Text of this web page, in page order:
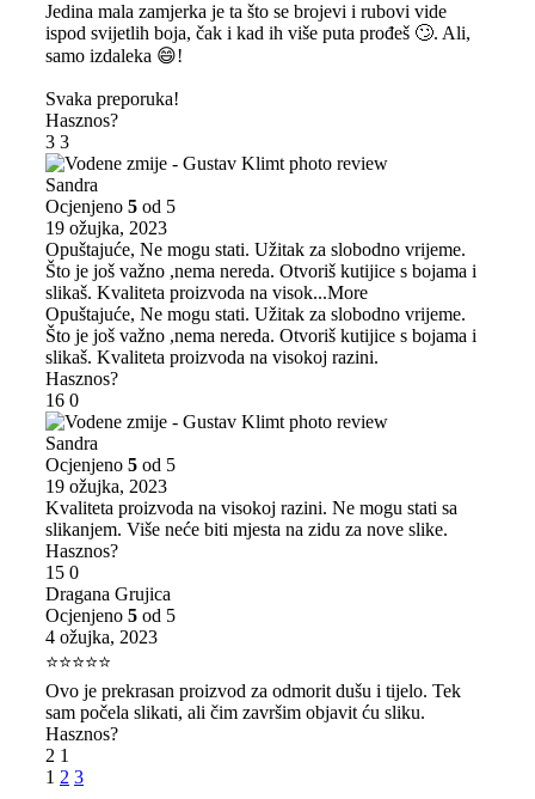
Jedina mala zamjerka je ta što se brojevi i rubovi vide
ispod svijetlih boja, čak i kad ih više puta prođeš 🙄. Ali,
samo izdaleka 😄!
Svaka preporuka!
Hasznos?
3 3
Sandra
Ocjenjeno 5 od 5
19 ožujka, 2023
Opuštajuće, Ne mogu stati. Užitak za slobodno vrijeme.
Što je još važno ,nema nereda. Otvoriš kutijice s bojama i
slikaš. Kvaliteta proizvoda na visok...More
Opuštajuće, Ne mogu stati. Užitak za slobodno vrijeme.
Što je još važno ,nema nereda. Otvoriš kutijice s bojama i
slikaš. Kvaliteta proizvoda na visokoj razini.
Hasznos?
16 0
Sandra
Ocjenjeno 5 od 5
19 ožujka, 2023
Kvaliteta proizvoda na visokoj razini. Ne mogu stati sa
slikanjem. Više neće biti mjesta na zidu za nove slike.
Hasznos?
15 0
Dragana Grujica
Ocjenjeno 5 od 5
4 ožujka, 2023
⭐⭐⭐⭐⭐
Ovo je prekrasan proizvod za odmorit dušu i tijelo. Tek
sam počela slikati, ali čim završim objavit ću sliku.
Hasznos?
2 1
1 2 3